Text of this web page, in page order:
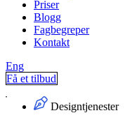
Priser
Blogg
Fagbegreper
Kontakt
Eng
Få et tilbud
Designtjenester